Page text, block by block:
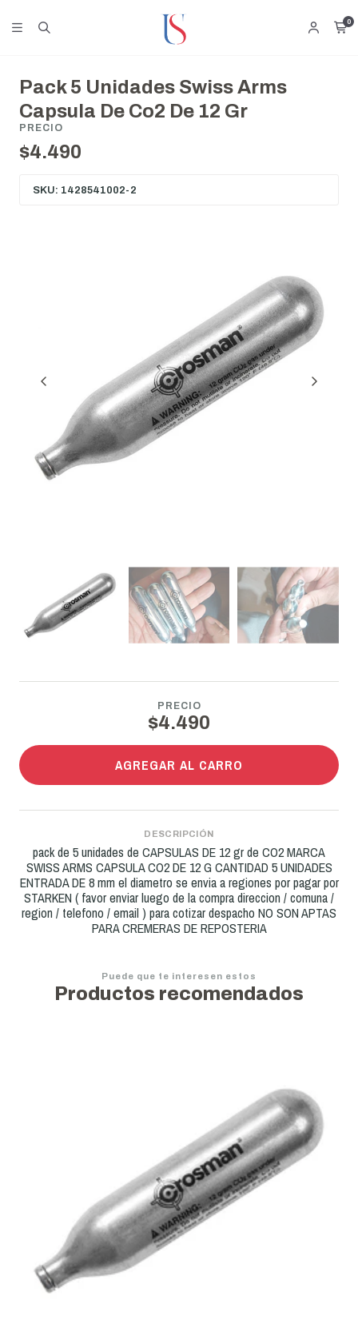
0
Pack 5 Unidades Swiss Arms
Capsula De Co2 De 12 Gr
PRECIO
$4.490
SKU: 1428541002-2
PRECIO
$4.490
AGREGAR AL CARRO
DESCRIPCIÓN
pack de 5 unidades de CAPSULAS DE 12 gr de CO2 MARCA
SWISS ARMS CAPSULA CO2 DE 12 G CANTIDAD 5 UNIDADES
ENTRADA DE 8 mm el diametro se envia a regiones por pagar por
STARKEN ( favor enviar luego de la compra direccion / comuna /
region / telefono / email ) para cotizar despacho NO SON APTAS
PARA CREMERAS DE REPOSTERIA
Puede que te interesen estos
Productos recomendados